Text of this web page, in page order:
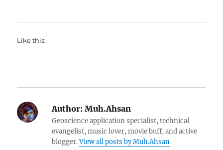
Like this:
Author: Muh.Ahsan
Geoscience application specialist, technical
evangelist, music lover, movie buff, and active
blogger.View all posts by Muh.Ahsan